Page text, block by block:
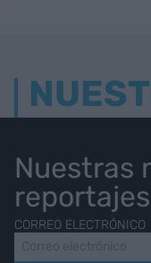
Nuestras
CORREO ELECTRÓNICO